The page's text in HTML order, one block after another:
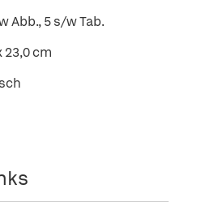
Abb., 5 s/w Tab.
23,0 cm